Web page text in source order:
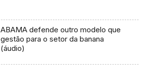
ABAMA defende outro modelo que
gestão para o setor da banana
(áudio)